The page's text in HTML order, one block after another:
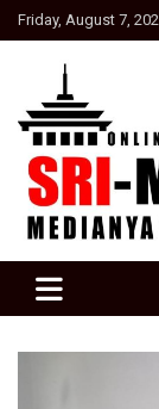
Skip
to
Friday, August 7,
SRI